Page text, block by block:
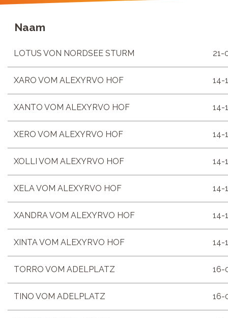
Naam
LOTUS VON NORDSEE STURM 21-
XARO VOM ALEXYRVO HOF 14-
XANTO VOM ALEXYRVO HOF 14-
XERO VOM ALEXYRVO HOF 14-
XOLLI VOM ALEXYRVO HOF 14-
XELA VOM ALEXYRVO HOF 14-
XANDRA VOM ALEXYRVO HOF 14-
XINTA VOM ALEXYRVO HOF 14-
TORRO VOM ADELPLATZ 16-
TINO VOM ADELPLATZ 16-